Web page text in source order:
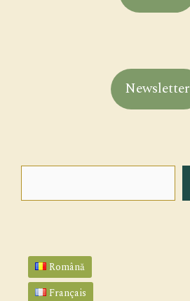
Newsletter
Română
Français